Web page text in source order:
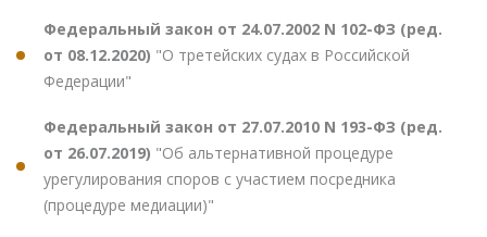
Федеральный закон от 24.07.2002 N 102-ФЗ (ред.
от 08.12.2020) "О третейских судах в Российской
Федерации"
Федеральный закон от 27.07.2010 N 193-ФЗ (ред.
от 26.07.2019) "Об альтернативной процедуре
урегулирования споров с участием посредника
(процедуре медиации)"